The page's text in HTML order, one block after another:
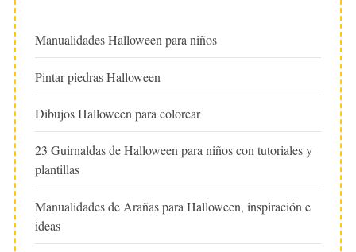
Manualidades Halloween para niños
Pintar piedras Halloween
Dibujos Halloween para colorear
23 Guirnaldas de Halloween para niños con tutoriales y
plantillas
Manualidades de Arañas para Halloween, inspiración e
ideas